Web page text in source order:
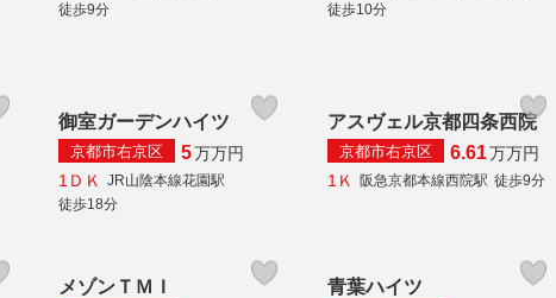
徒歩9分
徒歩10分
御室ガーデンハイツ
京都市右京区 5万万円
1ＤＫ
JR山陰本線花園駅
徒歩18分
アスヴェル京都四条西院
京都市右京区 6.61万万円
1Ｋ
阪急京都本線西院駅 徒歩9分
メゾンＴＭＩ 青葉ハイツ